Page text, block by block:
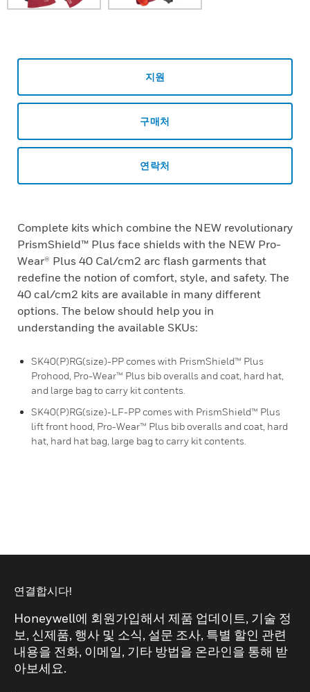
지원
구매처
연락처
Complete kits which combine the NEW revolutionary
PrismShield™ Plus face shields with the NEW Pro-
Wear® Plus 40 Cal/cm2 arc flash garments that
redefine the notion of comfort, style, and safety. The
40 cal/cm2 kits are available in many different
options. The below should help you in
understanding the available SKUs:
SK40(P)RG(size)-PP comes with PrismShield™ Plus
Prohood, Pro-Wear™ Plus bib overalls and coat, hard hat,
and large bag to carry kit contents.
SK40(P)RG(size)-LF-PP comes with PrismShield™ Plus
lift front hood, Pro-Wear™ Plus bib overalls and coat, hard
hat, hard hat bag, large bag to carry kit contents.
연결합시다!
Honeywell에 회원가입해서 제품 업데이트, 기술 정
보, 신제품, 행사 및 소식, 설문 조사, 특별 할인 관련
내용을 전화, 이메일, 기타 방법을 온라인을 통해 받
아보세요.